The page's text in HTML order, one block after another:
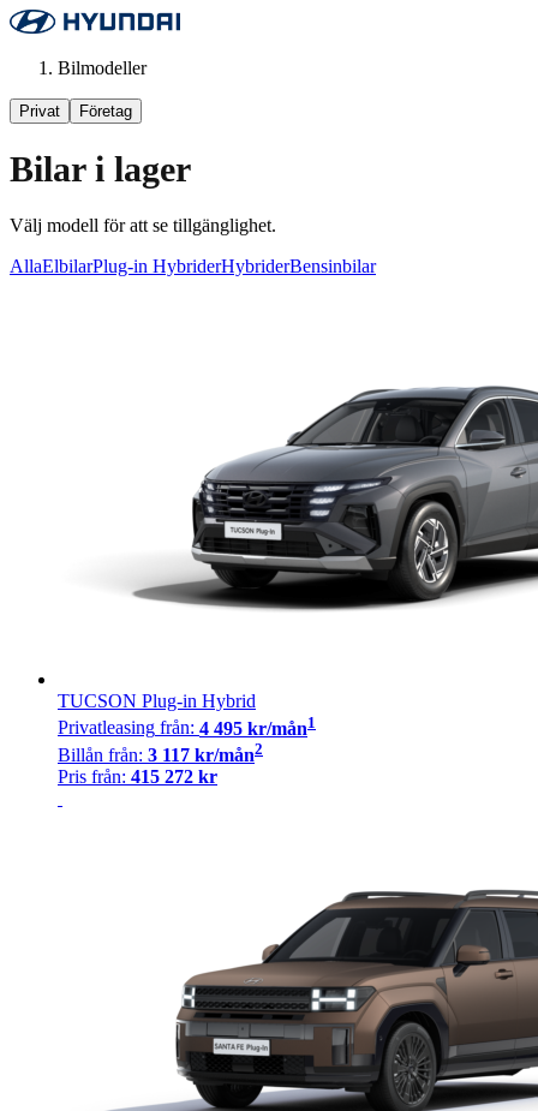
Bilmodeller
Privat Företag
Bilar i lager
Välj modell för att se tillgänglighet.
AllaElbilarPlug-in HybriderHybriderBensinbilar
TUCSON Plug-in Hybrid
Privatleasing från: 4 495 kr/mån1
Billån från: 3 117 kr/mån2
Pris från: 415 272 kr